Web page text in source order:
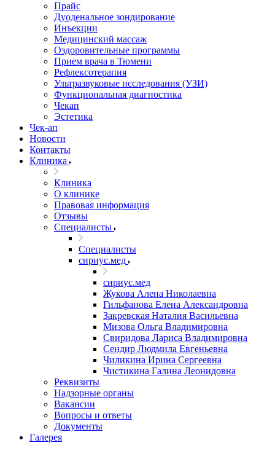
Прайс
Дуоденальное зондирование
Инъекции
Медицинский массаж
Оздоровительные программы
Прием врача в Тюмени
Рефлексотерапия
Ультразвуковые исследования (УЗИ)
Функциональная диагностика
Чекап
Эстетика
Чек-ап
Новости
Контакты
Клиника
Клиника
О клинике
Правовая информация
Отзывы
Специалисты
Специалисты
сириус.мед
сириус.мед
Жукова Алена Николаевна
Гильфанова Елена Александровна
Закревская Наталия Васильевна
Мизова Ольга Владимировна
Свиридова Лариса Владимировна
Сендир Людмила Евгеньевна
Чиликина Ирина Сергеевна
Чистикина Галина Леонидовна
Реквизиты
Надзорные органы
Вакансии
Вопросы и ответы
Документы
Галерея